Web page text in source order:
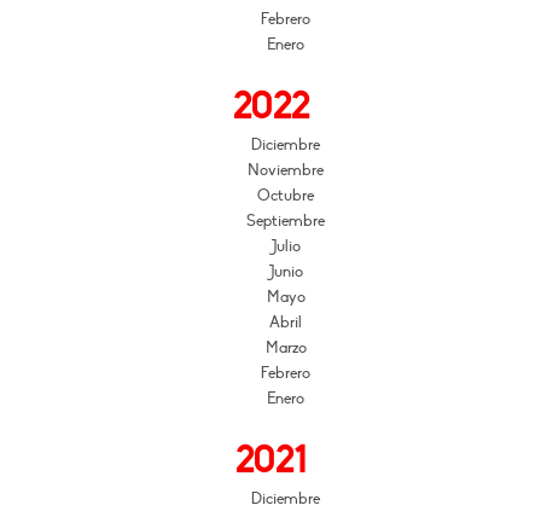
Febrero
Enero
2022
Diciembre
Noviembre
Octubre
Septiembre
Julio
Junio
Mayo
Abril
Marzo
Febrero
Enero
2021
Diciembre